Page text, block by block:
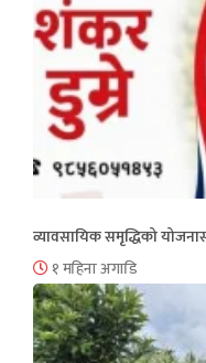
व्यावसायिक समृद्धिको
१ महिना अगाडि